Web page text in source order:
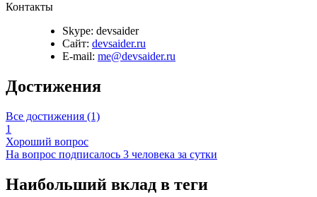
Контакты
Skype: devsaider
Сайт: devsaider.ru
E-mail: me@devsaider.ru
Достижения
Все достижения (1)
1
Хороший вопрос
На вопрос подписалось 3 человека за сутки
Наибольший вклад в теги